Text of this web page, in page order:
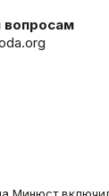
Минюст